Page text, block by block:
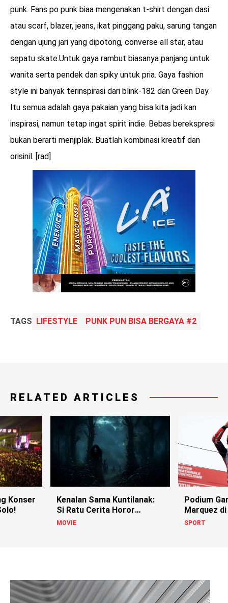
punk. Fans po punk biaa mengenakan t-shirt dengan dasi
atau scarf, blazer, jeans, ikat pinggang paku, sarung tangan
dengan ujung jari yang dipotong, converse all star, atau
sepatu skate.Untuk gaya rambut biasanya panjang untuk
wanita serta pendek dan spiky untuk pria. Gaya fashion
style ini banyak terinspirasi dari blink-182 dan Green Day.
Itu semua adalah gaya pakaian yang bisa kita jadi kan
inspirasi, namun tetap ingat spirit indie. Bebas berekspresi
bukan berarti menjiplak. Buatlah kombinasi kreatif dan
orisinil. [rad]
TAGS LIFESTYLE PUNK PUN BISA BERGAYA #2
RELATED ARTICLES
Konser
Kenalan Sama Kuntilanak:
Si Ratu Cerita Horor
Indonesia!
MOVIE
Podium
Marquez
SPORT